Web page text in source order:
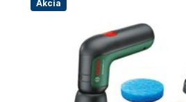
Akcia